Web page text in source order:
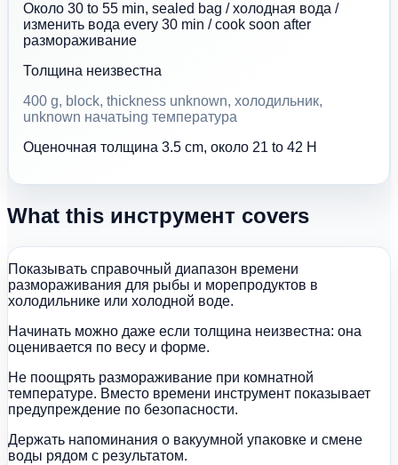
Около 30 to 55 min, sealed bag / холодная вода /
изменить вода every 30 min / cook soon after
размораживание
Толщина неизвестна
400 g, block, thickness unknown, холодильник,
unknown начатьing температура
Оценочная толщина 3.5 cm, около 21 to 42 H
What this инструмент covers
Показывать справочный диапазон времени
размораживания для рыбы и морепродуктов в
холодильнике или холодной воде.
Начинать можно даже если толщина неизвестна: она
оценивается по весу и форме.
Не поощрять размораживание при комнатной
температуре. Вместо времени инструмент показывает
предупреждение по безопасности.
Держать напоминания о вакуумной упаковке и смене
воды рядом с результатом.